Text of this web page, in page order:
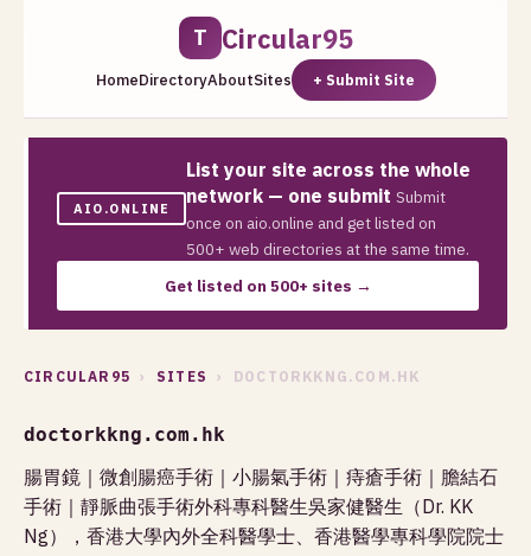
T Circular95
HomeDirectoryAboutSites + Submit Site
AIO.ONLINE
List your site across the whole
network — one submit Submit
once on aio.online and get listed on
500+ web directories at the same time.
Get listed on 500+ sites →
CIRCULAR95 › SITES › DOCTORKKNG.COM.HK
doctorkkng.com.hk
腸胃鏡｜微創腸癌手術｜小腸氣手術｜痔瘡手術｜膽結石
手術｜靜脈曲張手術外科專科醫生吳家健醫生（Dr. KK
Ng），香港大學內外全科醫學士、香港醫學專科學院院士